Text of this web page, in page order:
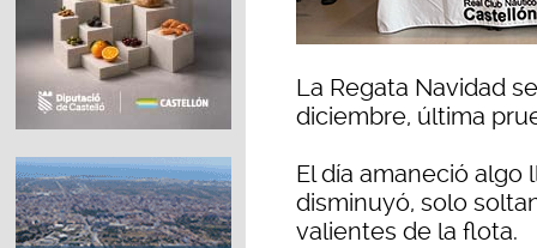
La Regata Navidad
diciembre, última
El día amaneció
disminuyó, solo
valientes de la flota.